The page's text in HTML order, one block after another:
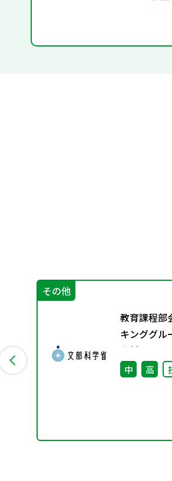
その他
教育課程
キンググル
資料
中 高